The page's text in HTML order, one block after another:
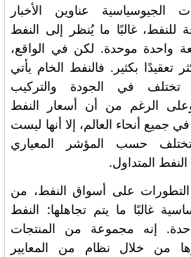
الجيوسياسية عناوين الأخبار
للنفط، غالبًا ما يُنظر إلى النفط
واحدة موحدة. لكن في الواقع،
تعقيدًا بكثير. فالنفط الخام يأتي
في الجودة والتركيب
وعلى الرغم من أن أسعار النفط
جميع أنحاء العالم، إلا أنها ليست
تختلف حسب المؤشر المعياري
المتداول.
التطورات على أسواق النفط، من
غالبًا ما يتم تجاهلها: النفط
إنه مجموعة من المنتجات
من خلال نظام من المعايير